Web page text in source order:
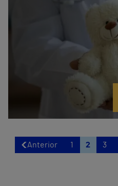
Anterior 1 2 3